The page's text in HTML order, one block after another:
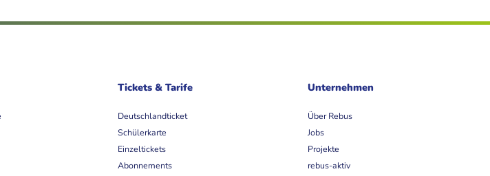
Tickets & Tarife
Deutschlandticket
Schülerkarte
Einzeltickets
Abonnements
Unternehmen
Über Rebus
Jobs
Projekte
rebus-aktiv